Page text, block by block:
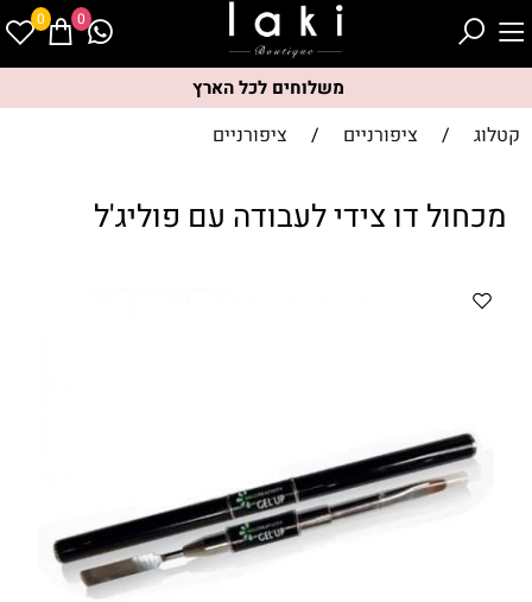
משלוחים לכל הארץ
0 0
קטלוג / ציפורניים / ציפורניים
מכחול דו צידי לעבודה עם פוליג'ל